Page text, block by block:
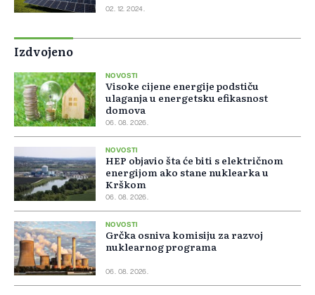
02. 12. 2024.
Izdvojeno
NOVOSTI
Visoke cijene energije podstiču
ulaganja u energetsku efikasnost
domova
06. 08. 2026.
NOVOSTI
HEP objavio šta će biti s električnom
energijom ako stane nuklearka u
Krškom
06. 08. 2026.
NOVOSTI
Grčka osniva komisiju za razvoj
nuklearnog programa
06. 08. 2026.